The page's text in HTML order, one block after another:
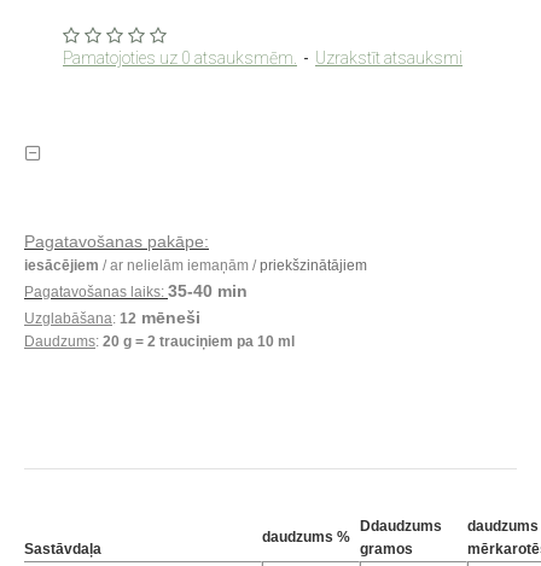
Pamatojoties uz 0 atsauksmēm. - Uzrakstīt atsauksmi
Pagatavošanas pakāpe:
iesācējiem / ar nelielām iemaņām /priekšzinātājiem
Pagatavošanas laiks: 35-40 min
Uzglabāšana: 12 mēneši
Daudzums: 20 g = 2 trauciņiem pa 10 ml
Sastāvdaļa
daudzums %
Ddaudzums
gramos
daudzums